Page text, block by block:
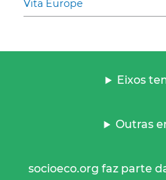
Vita Europe
Eixos
Outras
socioeco.org faz parte